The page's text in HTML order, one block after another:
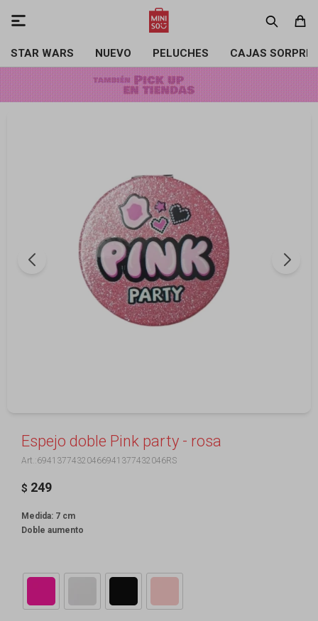
STAR WARS NUEVO PELUCHES CAJAS

Espejo doble Pink party - rosa
69413774320466941377432046RS
$ 249
Medida: 7 cm
Doble aumento